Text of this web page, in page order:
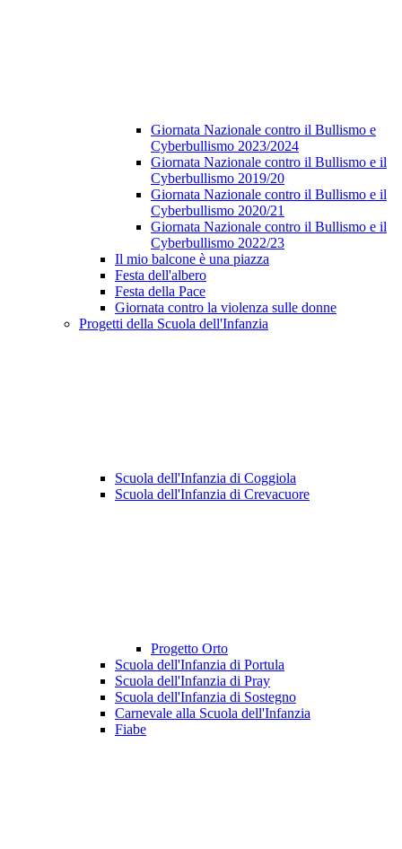
Giornata Nazionale contro il Bullismo e
Cyberbullismo 2023/2024
Giornata Nazionale contro il Bullismo e il
Cyberbullismo 2019/20
Giornata Nazionale contro il Bullismo e il
Cyberbullismo 2020/21
Giornata Nazionale contro il Bullismo e il
Cyberbullismo 2022/23
Il mio balcone è una piazza
Festa dell'albero
Festa della Pace
Giornata contro la violenza sulle donne
Progetti della Scuola dell'Infanzia
Scuola dell'Infanzia di Coggiola
Scuola dell'Infanzia di Crevacuore
Progetto Orto
Scuola dell'Infanzia di Portula
Scuola dell'Infanzia di Pray
Scuola dell'Infanzia di Sostegno
Carnevale alla Scuola dell'Infanzia
Fiabe